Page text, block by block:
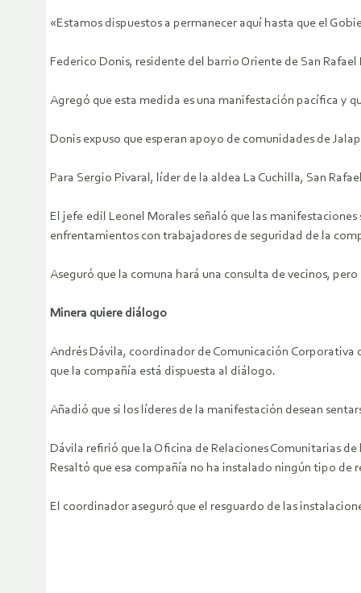
«Estamos dispuestos a permanecer aquí hasta que el
Federico Donis, residente del barrio Oriente de San
Agregó que esta medida es una manifestación pacífica y
Donis expuso que esperan apoyo de comunidades de
Para Sergio Pivaral, líder de la aldea La Cuchilla, San
El jefe edil Leonel Morales señaló que las
enfrentamientos con trabajadores de seguridad de la
Aseguró que la comuna hará una consulta de vecinos,
Minera quiere diálogo
Andrés Dávila, coordinador de Comunicación Corporativa
que la compañía está dispuesta al diálogo.
Añadió que si los líderes de la manifestación desean
Dávila refirió que la Oficina de Relaciones Comunitarias
Resaltó que esa compañía no ha instalado ningún tipo
El coordinador aseguró que el resguardo de las